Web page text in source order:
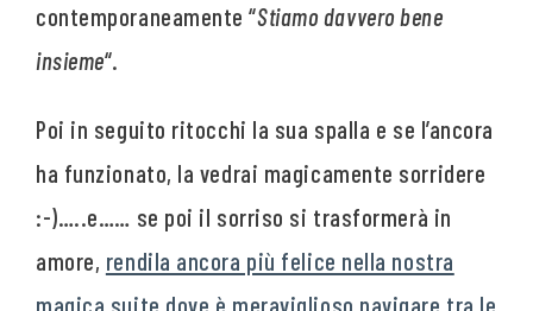
contemporaneamente “Stiamo davvero bene
insieme“.
Poi in seguito ritocchi la sua spalla e se l’ancora
ha funzionato, la vedrai magicamente sorridere
:-)…..e…… se poi il sorriso si trasformerà in
amore, rendila ancora più felice nella nostra
magica suite dove è meraviglioso navigare tra le